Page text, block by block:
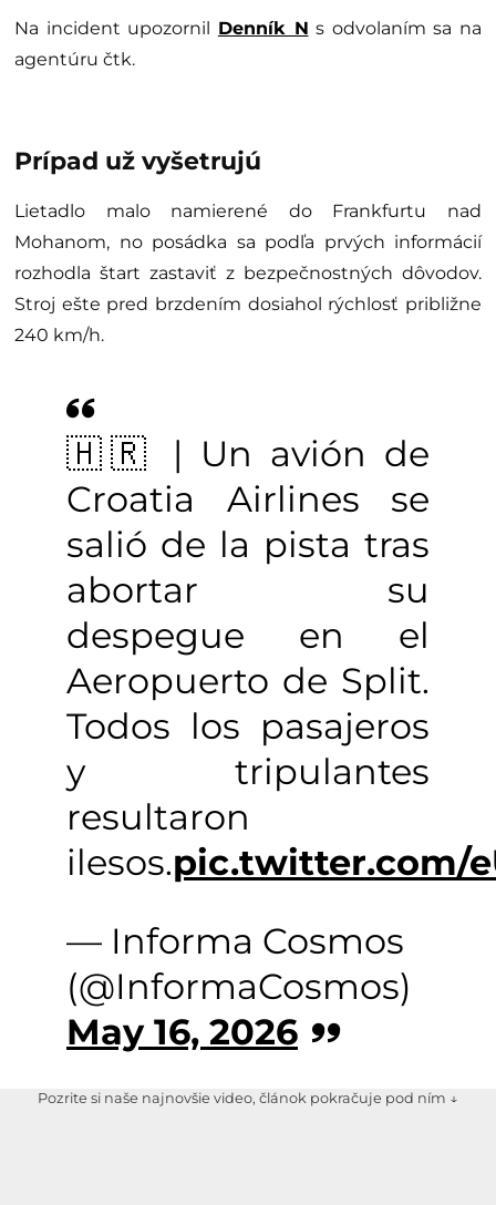
Na incident upozornil Denník N s odvolaním sa na
agentúru čtk.
Prípad už vyšetrujú
Lietadlo malo namierené do Frankfurtu nad
Mohanom, no posádka sa podľa prvých informácií
rozhodla štart zastaviť z bezpečnostných dôvodov.
Stroj ešte pred brzdením dosiahol rýchlosť približne
240 km/h.
🇭🇷 | Un avión de
Croatia Airlines se
salió de la pista tras
abortar su
despegue en el
Aeropuerto de Split.
Todos los pasajeros
y tripulantes
resultaron
ilesos.pic.twitter.com/
— Informa Cosmos
(@InformaCosmos)
May 16, 2026
Pozrite si naše najnovšie video, článok pokračuje pod ním ↓